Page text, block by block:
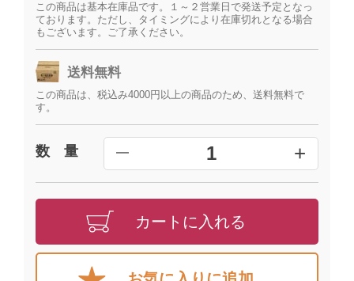
この商品は基本在庫品です。１～２営業日で発送予定となっ
ております。ただし、タイミングにより在庫切れとなる場合
もございます。ご了承ください。
送料無料
この商品は、税込み4000円以上の商品のため、送料無料で
す。
数 量 ━ 1 +
カートに入れる